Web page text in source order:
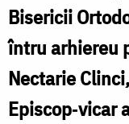
„O
chemare
către
o
Bisericii
întru arhiereu
Nectarie
Episcop‑vicar